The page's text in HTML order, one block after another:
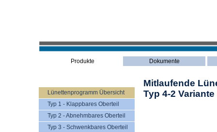
Produkte Dokumente
Lünettenprogramm Übersicht
Typ 1 - Klappbares Oberteil
Typ 2 - Abnehmbares Oberteil
Typ 3 - Schwenkbares Oberteil
Mitlaufende
Typ 4-2 Variante